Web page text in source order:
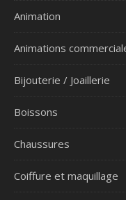
Animation
Animations
Bijouterie / Joaillerie
Boissons
Chaussures
Coiffure et maquillage